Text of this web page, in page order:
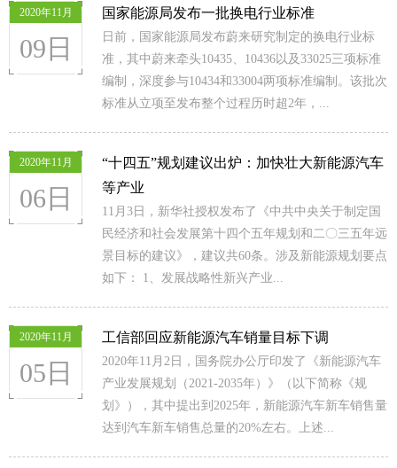
2020年11月
09日
国家能源局发布一批换电行业标准
日前，国家能源局发布蔚来研究制定的换电行业标
准，其中蔚来牵头10435、10436以及33025三项标准
编制，深度参与10434和33004两项标准编制。该批次
标准从立项至发布整个过程历时超2年，...
2020年11月
06日
“十四五”规划建议出炉：加快壮大新能源汽车
等产业
11月3日，新华社授权发布了《中共中央关于制定国
民经济和社会发展第十四个五年规划和二〇三五年远
景目标的建议》，建议共60条。涉及新能源规划要点
如下： 1、发展战略性新兴产业...
2020年11月
05日
工信部回应新能源汽车销量目标下调
2020年11月2日，国务院办公厅印发了《新能源汽车
产业发展规划（2021-2035年）》（以下简称《规
划》），其中提出到2025年，新能源汽车新车销售量
达到汽车新车销售总量的20%左右。上述...